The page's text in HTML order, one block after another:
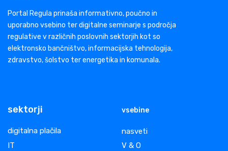
Portal Regula prinaša informativno, poučno in
uporabno vsebino ter digitalne seminarje s področja
regulative v različnih poslovnih sektorjih kot so
elektronsko bančništvo, informacijska tehnologija,
zdravstvo, šolstvo ter energetika in komunala.
sektorji
digitalna plačila
IT
vsebine
nasveti
V & O